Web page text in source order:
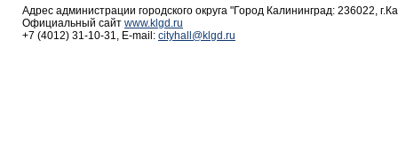
Адрес администрации городского округа "Город Калининград: 236022,
Официальный сайт www.klgd.ru
+7 (4012) 31-10-31, E-mail: cityhall@klgd.ru